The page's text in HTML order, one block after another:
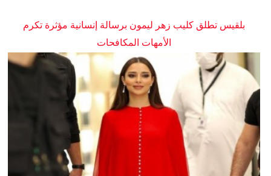
بلقيس تطلق كليب زهر ليمون برسالة إنسانية مؤثرة تكرم
الأمهات المكافحات